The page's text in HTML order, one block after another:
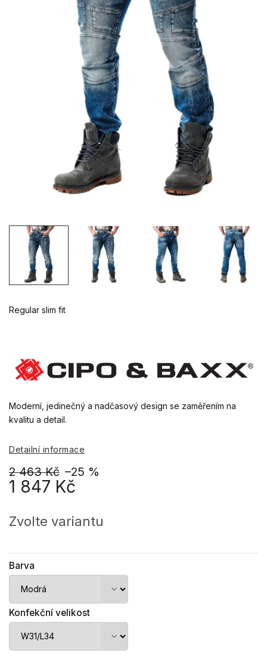
2 463 Kč –25 %
1 847 Kč
cena:
Zvolte variantu
Barva
Konfekční velikost
Regular slim fit
Moderní, jedinečný a nadčasový design se zaměřením na
kvalitu a detail.
Detailní informace